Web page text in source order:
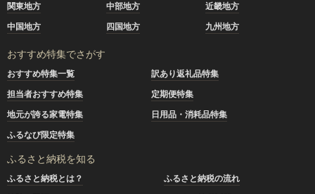
関東地方
中部地方
近畿地方
中国地方
四国地方 九州地方
おすすめ特集でさがす
おすすめ特集一覧
訳あり返礼品特集
担当者おすすめ特集
定期便特集
地元が誇る家電特集
日用品・消耗品特集
ふるなび限定特集
ふるさと納税を知る
ふるさと納税とは？
ふるさと納税の流れ